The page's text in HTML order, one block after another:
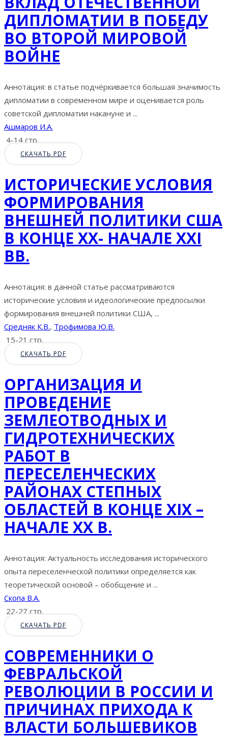
ДИПЛОМАТИИ В ПОБЕДУ
ВО ВТОРОЙ МИРОВОЙ
ВОЙНЕ
Аннотация: в статье подчёркивается большая значимость
дипломатии в современном мире и оценивается роль
советской дипломатии накануне и ...
Ашмаров И.А.
4-14 стр.
СКАЧАТЬ PDF
ИСТОРИЧЕСКИЕ УСЛОВИЯ
ФОРМИРОВАНИЯ
ВНЕШНЕЙ ПОЛИТИКИ США
В КОНЦЕ XX- НАЧАЛЕ XXI
ВВ.
Аннотация: в данной статье рассматриваются
исторические условия и идеологические предпосылки
формирования внешней политики США, ...
Средняк К.В., Трофимова Ю.В.
15-21 стр.
СКАЧАТЬ PDF
ОРГАНИЗАЦИЯ И
ПРОВЕДЕНИЕ
ЗЕМЛЕОТВОДНЫХ И
ГИДРОТЕХНИЧЕСКИХ
РАБОТ В
ПЕРЕСЕЛЕНЧЕСКИХ
РАЙОНАХ СТЕПНЫХ
ОБЛАСТЕЙ В КОНЦЕ XIX –
НАЧАЛЕ XX В.
Аннотация: Актуальность исследования исторического
опыта переселенческой политики определяется как
теоретической основой – обобщение и ...
Скопа В.А.
22-27 стр.
СКАЧАТЬ PDF
CОВРЕМЕННИКИ О
ФЕВРАЛЬСКОЙ
РЕВОЛЮЦИИ В РОССИИ И
ПРИЧИНАХ ПРИХОДА К
ВЛАСТИ БОЛЬШЕВИКОВ